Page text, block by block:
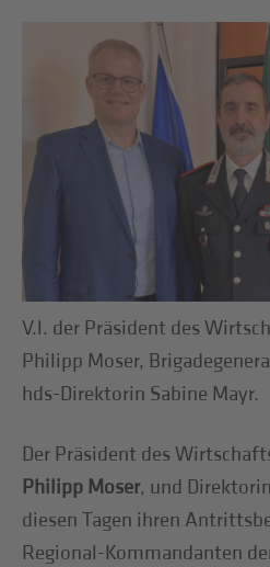
V.l. der Präsident des
Philipp Moser,
hds-Direktorin Sabine Mayr.
Der Präsident des
Philipp Moser, und Direktorin
diesen Tagen ihren
Regional-Kommandanten